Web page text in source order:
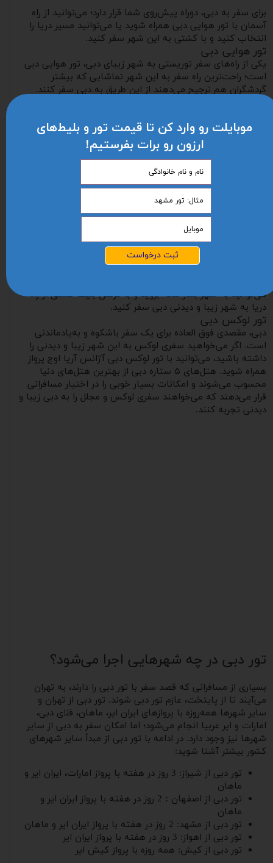
برای سفر به دبی، دوراه پیش‌روی شما قرار دارد؛ می‌توانید از راه
آسمان با تور هوایی دبی همراه شوید یا می‌توانید مسیر دریا را
انتخاب کنید و با کشتی به این شهر سفر کنید.
تور هوایی دبی
یکی از راه‌های سفر توریستی به شهر زیبای دبی، تور هوایی دبی
است؛ راحت‌ترین راه سفر به این شهر تماشایی که بیشتر
گردشگران هم ترجیح می‌دهند از این طریق به دبی سفر کنند.
صفحه می‌توانید این تورها و امکانات و خدمات متعددی را که در
آن‌ها ارائه می‌شوند، مشاهده نمایید.
حالا یک سؤال مهم! پروازهای دبی با چه ایرلاین‌هایی برگزار
می‌شود؟ مسافران می‌توانند ارزان ترین قیمت بلیط هواپیما دبی
تهران را با ایرلاین‌های: ماهان ایر، هواپیمایی ایرفلوت، هواپیمایی
امارات، هواپیمایی قطر ایرویز، هواپیمایی فلای دبی، هواپیمایی
عمان ایر و بلیط پرواز دبی- تهران هواپیمایی کویت با توجه به
بودجه خود خریداری نمایند.
تور دبی با کشتی
برخی از گردشگران ترجیح می‌دهند از روشی متفاوت‌تر و با کشتی
به دبی سفر کنند. مسیری جذاب که به‌ویژه در سال‌های اخیر
می‌توانید به شهر بندر لنگه بروید و با گرفتن بلیت کشتی از راه
دریا به شهر زیبا و دیدنی دبی سفر کنید.
تور لوکس دبی
دبی، مقصدی فوق العاده برای یک سفر باشکوه و به‌یادماندنی
است. اگر می‌خواهید سفری لوکس به این شهر زیبا و دیدنی را
داشته باشید، می‌توانید با تور لوکس دبی آژانس آریا اوج پرواز
همراه شوید. هتل‌های ۵ ستاره دبی از بهترین هتل‌های دنیا
محسوب می‌شوند و امکانات بسیار خوبی را در اختیار مسافرانی
قرار می‌دهند که می‌خواهند سفری لوکس و مجلل را به دبی زیبا و
دیدنی تجربه کنند.
تور دبی در چه شهرهایی اجرا می‌شود؟
بسیاری از مسافرانی که قصد سفر با تور دبی را دارند، به تهران
می‌آیند تا از پایتخت، عازم تور دبی ‌شوند. تور دبی از تهران و
سایر شهرها همه‌روزه با پروازهای ایران ایر، ماهان، فلای دبی،
امارات و ایر عربیا انجام می‌شود؛ اما امکان سفر به دبی از سایر
شهرها نیز وجود دارد. در ادامه با تور دبی از مبدأ سایر شهرهای
کشور بیشتر آشنا شوید:
تور دبی از شیراز: 3 روز در هفته با پرواز امارات، ایران ایر و
ماهان
تور دبی از اصفهان :
2 روز در هفته با پرواز ایران ایر و
ماهان
تور دبی از مشهد: 2 روز در هفته با پرواز ایران ایر و ماهان
تور دبی از اهواز: 3 روز در هفته با پرواز ایران ایر
تور دبی از کیش: همه روزه با پرواز کیش ایر
ثبت درخواست
موبایلت رو وارد کن تا قیمت تور و بلیط‌های
ارزون رو برات بفرستیم!